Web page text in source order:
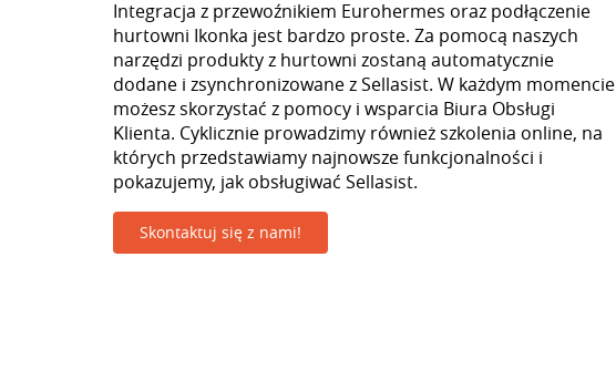
Integracja z przewoźnikiem Eurohermes oraz podłączenie
hurtowni Ikonka jest bardzo proste. Za pomocą naszych
narzędzi produkty z hurtowni zostaną automatycznie
dodane i zsynchronizowane z Sellasist. W każdym momencie
możesz skorzystać z pomocy i wsparcia Biura Obsługi
Klienta. Cyklicznie prowadzimy również szkolenia online, na
których przedstawiamy najnowsze funkcjonalności i
pokazujemy, jak obsługiwać Sellasist.
Skontaktuj się z nami!